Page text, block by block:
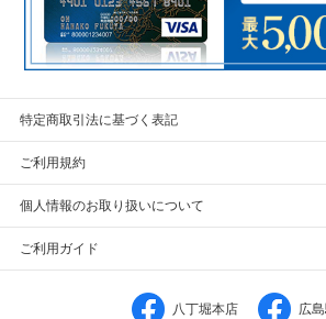
特定商取引法に基づく表記
ご利用規約
個人情報のお取り扱いについて
ご利用ガイド
八丁堀本店 広